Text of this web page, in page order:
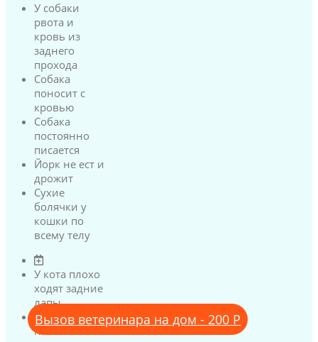
Вызов ветеринара на дом - 200 Р
У собаки
рвота и
кровь из
заднего
прохода
Собака
поносит с
кровью
Собака
постоянно
писается
Йорк не ест и
дрожит
Сухие
болячки у
кошки по
всему телу
У кота плохо
ходят задние
лапы
У кота
нижняя